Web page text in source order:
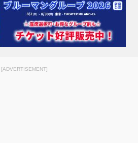
[ADVERTISEMENT]